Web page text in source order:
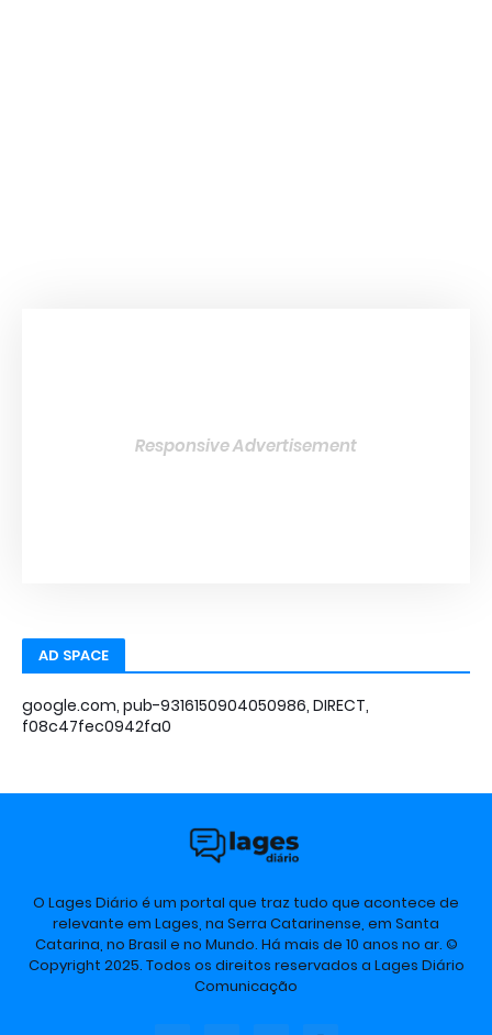
Responsive Advertisement
AD SPACE
google.com, pub-9316150904050986, DIRECT,
f08c47fec0942fa0
O Lages Diário é um portal que traz tudo que acontece de
relevante em Lages, na Serra Catarinense, em Santa
Catarina, no Brasil e no Mundo. Há mais de 10 anos no ar. ©
Copyright 2025. Todos os direitos reservados a Lages Diário
Comunicação